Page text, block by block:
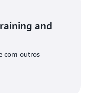
and
com outros